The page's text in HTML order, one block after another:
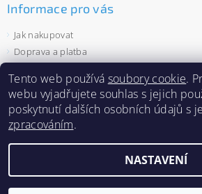
Informace pro vás
Jak nakupovat
Doprava a platba
Ochrana osobních údajů
Velkoobchod
Zásady používání souborů cookies
2026 ©Capi-cap.cz, všechna práva
Tento web používá soubory cookie.
webu vyjadřujete souhlas s jejich
poskytnutí dalších osobních údajů s
zpracováním.
NASTAVENÍ